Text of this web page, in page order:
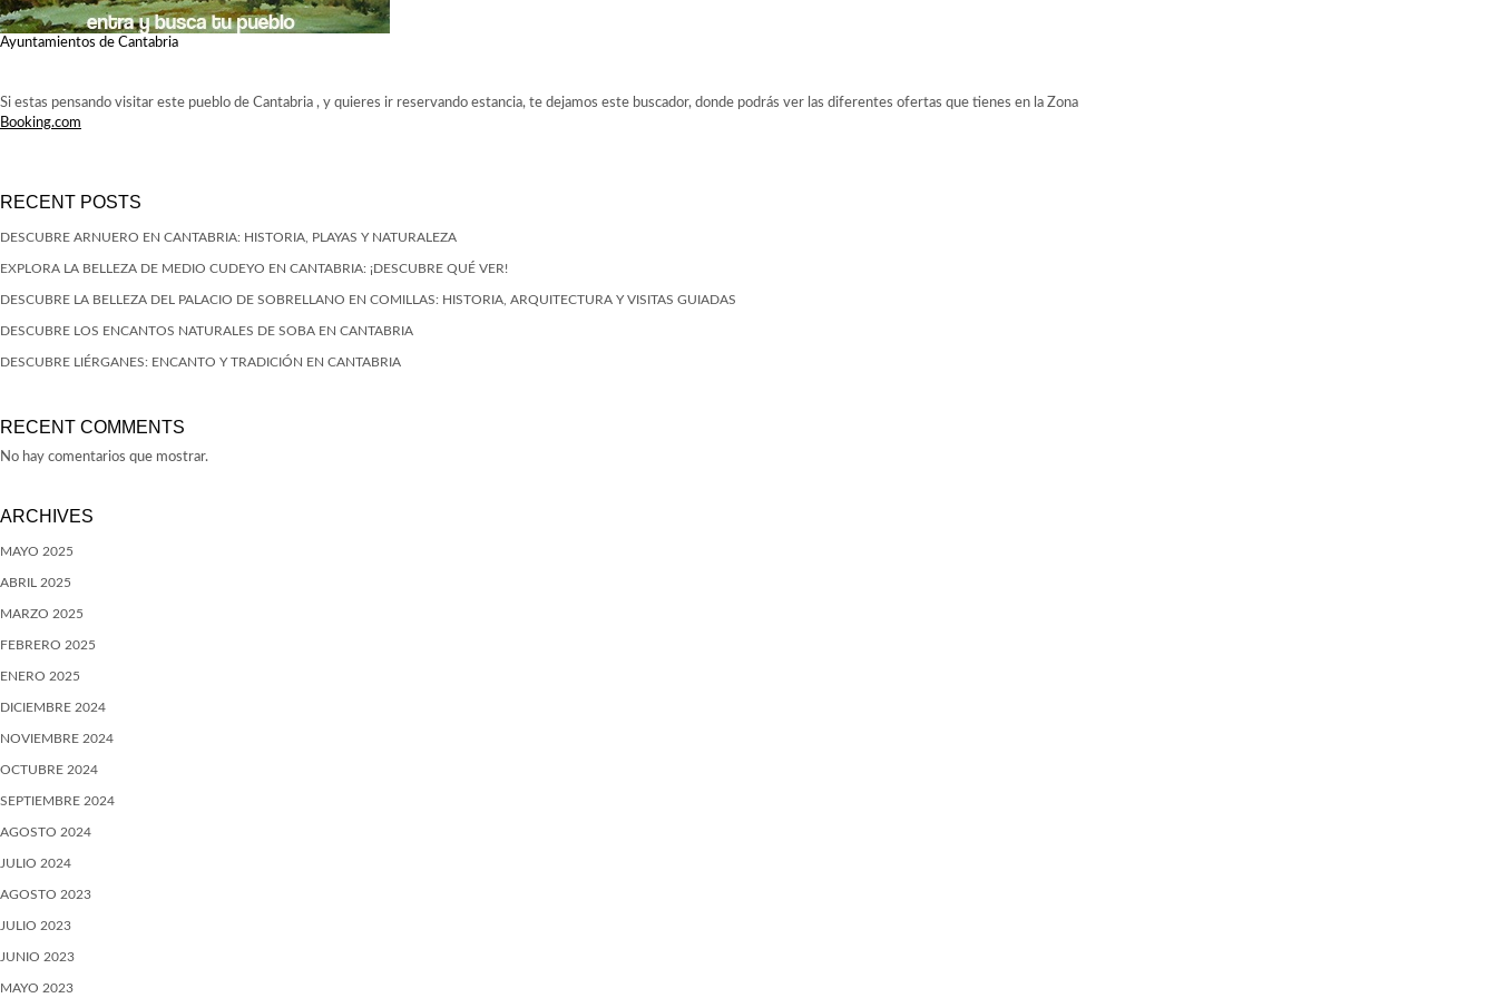
Ayuntamientos de Cantabria
Si estas pensando visitar este pueblo de Cantabria , y quieres ir reservando estancia, te dejamos este buscador, donde podrás ver las diferentes ofertas que tienes en la Zona
Booking.com
RECENT POSTS
DESCUBRE ARNUERO EN CANTABRIA: HISTORIA, PLAYAS Y NATURALEZA
EXPLORA LA BELLEZA DE MEDIO CUDEYO EN CANTABRIA: ¡DESCUBRE QUÉ VER!
DESCUBRE LA BELLEZA DEL PALACIO DE SOBRELLANO EN COMILLAS: HISTORIA, ARQUITECTURA Y VISITAS GUIADAS
DESCUBRE LOS ENCANTOS NATURALES DE SOBA EN CANTABRIA
DESCUBRE LIÉRGANES: ENCANTO Y TRADICIÓN EN CANTABRIA
RECENT COMMENTS
No hay comentarios que mostrar.
ARCHIVES
MAYO 2025
ABRIL 2025
MARZO 2025
FEBRERO 2025
ENERO 2025
DICIEMBRE 2024
NOVIEMBRE 2024
OCTUBRE 2024
SEPTIEMBRE 2024
AGOSTO 2024
JULIO 2024
AGOSTO 2023
JULIO 2023
JUNIO 2023
MAYO 2023